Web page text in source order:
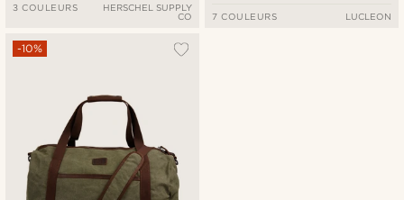
3 COULEURS
HERSCHEL SUPPLY
CO
7 COULEURS LUCLEON
-10%